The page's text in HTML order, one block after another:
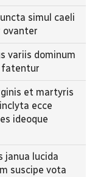
simul caeli
variis dominum
fatentur
et martyris
ecce
ideoque
janua lucida
suscipe vota